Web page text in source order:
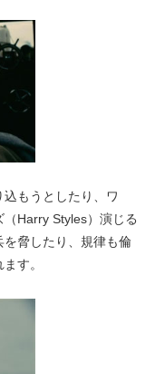
もうとしたり、ワ
Harry Styles）演じる
脅したり、規律も倫
す。